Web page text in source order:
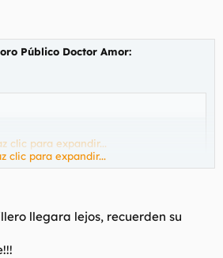
Público Doctor Amor:
clic para expandir...
clic para expandir...
clic para expandir...
llegara lejos, recuerden su